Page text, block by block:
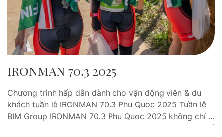
IRONMAN 70.3 2025
Chương trình hấp dẫn dành cho vận động viên & du
khách tuần lễ IRONMAN 70.3 Phu Quoc 2025 Tuần lễ
BIM Group IRONMAN 70.3 Phu Quoc 2025 không chỉ là
hành trình thử thách ý chí và sức bền, mà còn là dịp để